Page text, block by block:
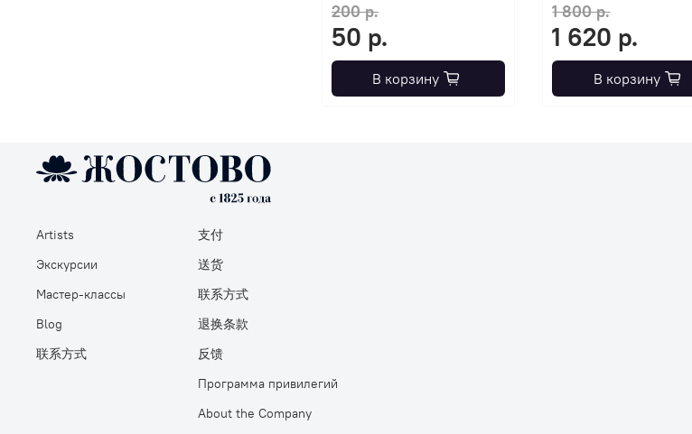
200 р.
50 р.
В корзину
1 800 р.
1 620 р.
В корзину
Artists
Экскурсии
Мастер-классы
Blog
联系方式
支付
送货
联系方式
退换条款
反馈
Программа привилегий
About the Company